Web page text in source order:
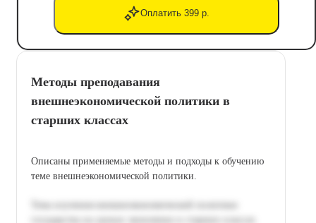
Оплатить 399 р.
Методы преподавания
внешнеэкономической политики в
старших классах
Описаны применяемые методы и подходы к обучению
теме внешнеэкономической политики.